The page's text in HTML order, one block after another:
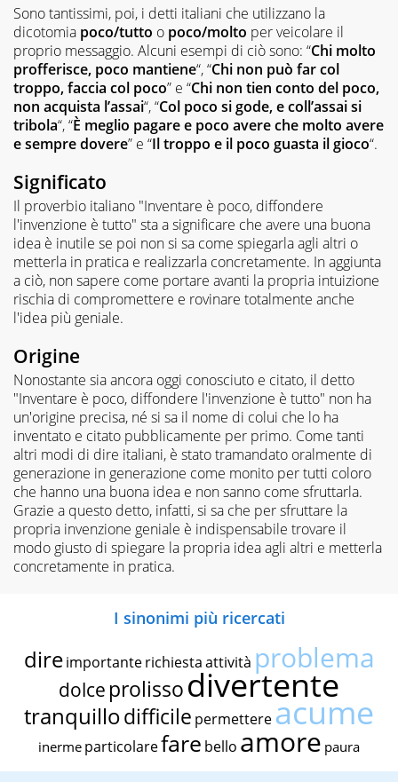
Sono tantissimi, poi, i detti italiani che utilizzano la
dicotomia poco/tutto o poco/molto per veicolare il
proprio messaggio. Alcuni esempi di ciò sono: “Chi molto
profferisce, poco mantiene“, “Chi non può far col
troppo, faccia col poco” e “Chi non tien conto del poco,
non acquista l’assai“, “Col poco si gode, e coll’assai si
tribola“, “È meglio pagare e poco avere che molto avere
e sempre dovere” e “Il troppo e il poco guasta il gioco“.
Significato
Il proverbio italiano "Inventare è poco, diffondere
l'invenzione è tutto" sta a significare che avere una buona
idea è inutile se poi non si sa come spiegarla agli altri o
metterla in pratica e realizzarla concretamente. In aggiunta
a ciò, non sapere come portare avanti la propria intuizione
rischia di compromettere e rovinare totalmente anche
l'idea più geniale.
Origine
Nonostante sia ancora oggi conosciuto e citato, il detto
"Inventare è poco, diffondere l'invenzione è tutto" non ha
un'origine precisa, né si sa il nome di colui che lo ha
inventato e citato pubblicamente per primo. Come tanti
altri modi di dire italiani, è stato tramandato oralmente di
generazione in generazione come monito per tutti coloro
che hanno una buona idea e non sanno come sfruttarla.
Grazie a questo detto, infatti, si sa che per sfruttare la
propria invenzione geniale è indispensabile trovare il
modo giusto di spiegare la propria idea agli altri e metterla
concretamente in pratica.
I sinonimi più ricercati
dire importante richiestaattività problema
dolce prolissodivertente
tranquillodifficile permettereacume
inerme particolarefare bello amore paura